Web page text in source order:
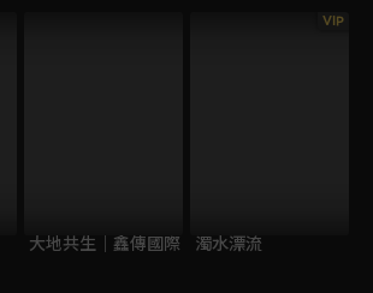
大地共生｜鑫傳國際
VIP
濁水漂流